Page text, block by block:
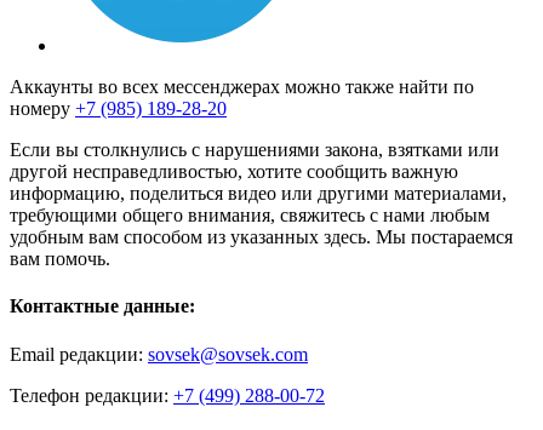
Аккаунты во всех мессенджерах можно также найти по
номеру +7 (985) 189-28-20
Если вы столкнулись с нарушениями закона, взятками или
другой несправедливостью, хотите сообщить важную
информацию, поделиться видео или другими материалами,
требующими общего внимания, свяжитесь с нами любым
удобным вам способом из указанных здесь. Мы постараемся
вам помочь.
Контактные данные:
Email редакции: sovsek@sovsek.com
Телефон редакции: +7 (499) 288-00-72